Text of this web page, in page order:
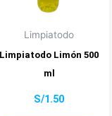
Limpiatodo
Limpiatodo Limón 500
ml
S/1.50